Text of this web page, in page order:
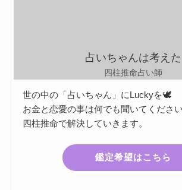
占いちゃんは考えた
四柱推命占い師
世の中の「占いちゃん」にLuckyを🕊️
お金と恋愛の事は何でも聞いてください
四柱推命で解決していきます。
鑑定希望はこちら